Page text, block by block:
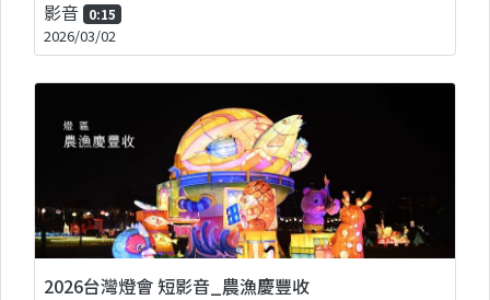
影音 0:15
2026/03/02
2026台灣燈會 短影音_農漁慶豐收